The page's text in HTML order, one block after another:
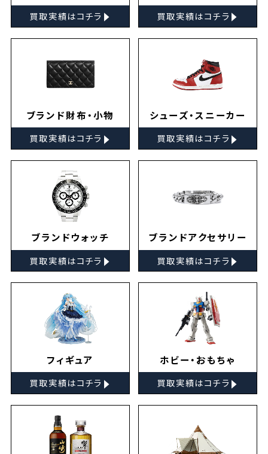
買取実績はコチラ ▸ 買取実績はコチラ ▸
ブランド財布・小物
買取実績はコチラ ▸
シューズ・スニーカー
買取実績はコチラ ▸
ブランドウォッチ
買取実績はコチラ ▸
ブランドアクセサリー
買取実績はコチラ ▸
フィギュア
買取実績はコチラ ▸
ホビー・おもちゃ
買取実績はコチラ ▸